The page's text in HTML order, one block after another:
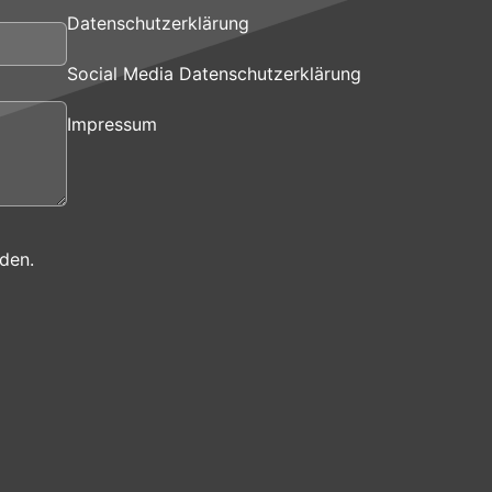
Datenschutzerklärung
Social Media Datenschutzerklärung
Impressum